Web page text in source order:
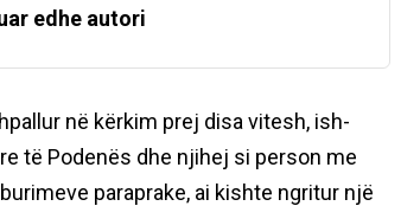
edhe autori
në kërkim prej disa vitesh, ish-
të Podenës dhe njihej si person me
paraprake, ai kishte ngritur një